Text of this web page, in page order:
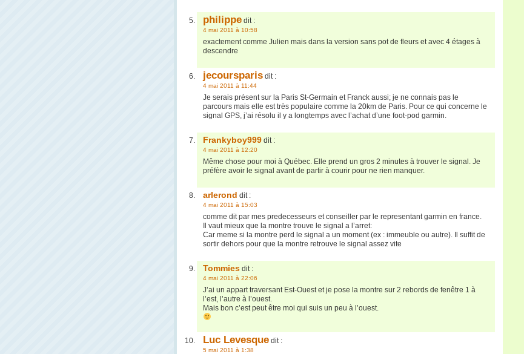
philippe dit :
4 mai 2011 à 10:58
exactement comme Julien mais dans la version sans pot de fleurs et avec 4 étages à
descendre
jecoursparis dit :
4 mai 2011 à 11:44
Je serais présent sur la Paris St-Germain et Franck aussi; je ne connais pas le
parcours mais elle est très populaire comme la 20km de Paris. Pour ce qui concerne le
signal GPS, j’ai résolu il y a longtemps avec l’achat d’une foot-pod garmin.
Frankyboy999 dit :
4 mai 2011 à 12:20
Même chose pour moi à Québec. Elle prend un gros 2 minutes à trouver le signal. Je
préfère avoir le signal avant de partir à courir pour ne rien manquer.
arlerond dit :
4 mai 2011 à 15:03
comme dit par mes predecesseurs et conseiller par le representant garmin en france.
Il vaut mieux que la montre trouve le signal a l’arret:
Car meme si la montre perd le signal a un moment (ex : immeuble ou autre). Il suffit de
sortir dehors pour que la montre retrouve le signal assez vite
Tommies dit :
4 mai 2011 à 22:06
J’ai un appart traversant Est-Ouest et je pose la montre sur 2 rebords de fenêtre 1 à
l’est, l’autre à l’ouest.
Mais bon c’est peut être moi qui suis un peu à l’ouest.
Luc Levesque dit :
5 mai 2011 à 1:38